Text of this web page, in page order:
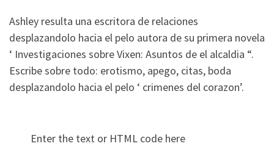
Ashley resulta una escritora de relaciones
desplazandolo hacia el pelo autora de su primera novela
‘ Investigaciones sobre Vixen: Asuntos de el alcaldia “.
Escribe sobre todo: erotismo, apego, citas, boda
desplazandolo hacia el pelo ‘ crimenes del corazon’.
Enter the text or HTML code here